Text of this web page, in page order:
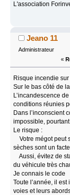
L'association
Jeano 11
Administrateur
«
Risque incendie
Sur le bas côté de
L’incandescence
conditions réunies
Dans l’inconscient
impossible,
Le risque :
Votre mégot peut
sèches sont un
Aussi, évitez de
du véhicule très
Je connais le code
Toute l’année, il
voies et leurs